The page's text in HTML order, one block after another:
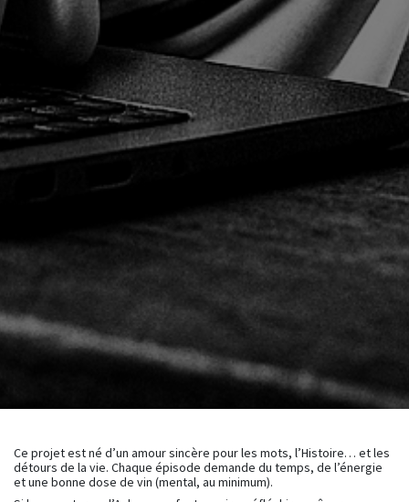
Ce projet est né d’un amour sincère pour les mots, l’Histoire… et les
détours de la vie. Chaque épisode demande du temps, de l’énergie
et une bonne dose de vin (mental, au minimum).